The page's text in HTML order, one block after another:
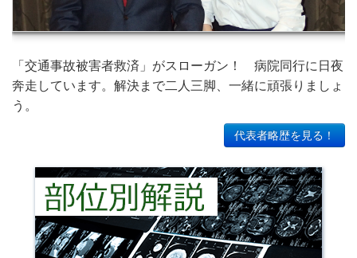
「交通事故被害者救済」がスローガン！ 病院同行に日夜
奔走しています。解決まで二人三脚、一緒に頑張りましょ
う。
代表者略歴を見る！